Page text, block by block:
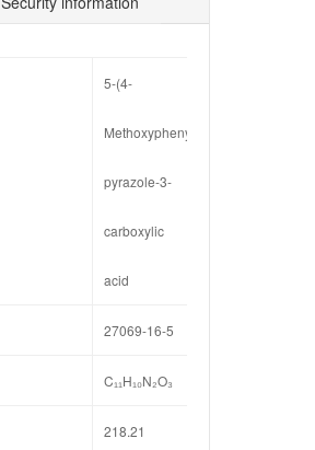
5-(4-
Methoxyphenyl)-1H-
pyrazole-3-
carboxylic
acid
27069-16-5
C₁₁H₁₀N₂O₃
218.21